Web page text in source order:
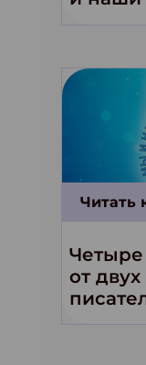
Читать
Четыре
от